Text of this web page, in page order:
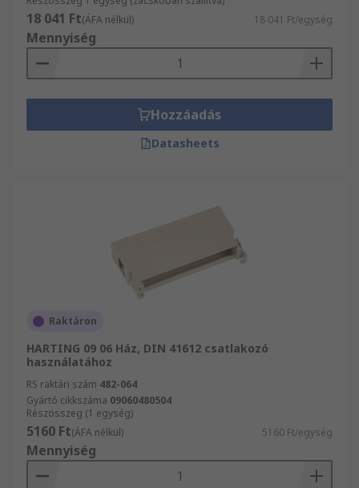
18 041 Ft(ÁFA nélkül) 18 041 Ft/egység
Mennyiség
Hozzáadás
Datasheets
Raktáron
HARTING 09 06 Ház, DIN 41612 csatlakozó
használatához
RS raktári szám 482-064
Gyártó cikkszáma 09060480504
Részösszeg (1 egység)
5160 Ft(ÁFA nélkül) 5160 Ft/egység
Mennyiség